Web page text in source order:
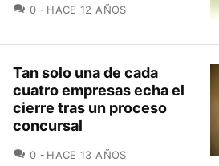
0 COMENTARIOS
HACE 12 AÑOS
Tan solo una de cada
cuatro empresas echa el
cierre tras un proceso
concursal
0 COMENTARIOS
HACE 13 AÑOS